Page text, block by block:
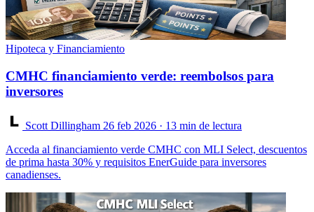
Hipoteca y Financiamiento
CMHC financiamiento verde: reembolsos para
inversores
Scott Dillingham 26 feb 2026 · 13 min de lectura
Acceda al financiamiento verde CMHC con MLI Select, descuentos
de prima hasta 30% y requisitos EnerGuide para inversores
canadienses.